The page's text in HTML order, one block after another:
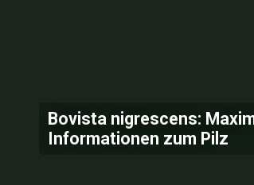
Bovista nigrescens:
Informationen zum Pilz